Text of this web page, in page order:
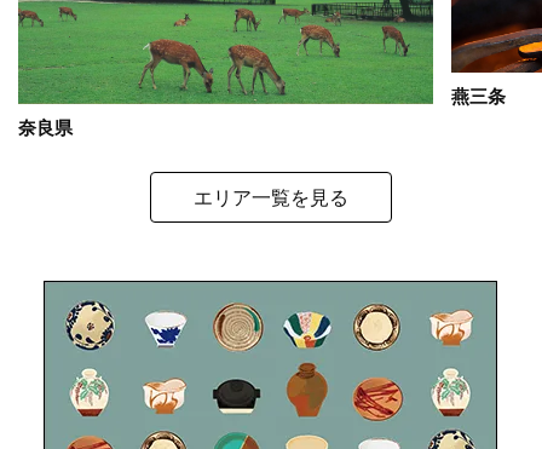
奈良県
燕三条
エリア一覧を見る